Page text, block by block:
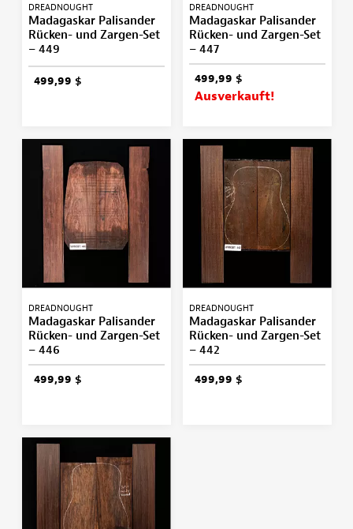
DREADNOUGHT
Madagaskar Palisander
Rücken- und Zargen-Set
– 449
499,99 $
DREADNOUGHT
Madagaskar Palisander
Rücken- und Zargen-Set
– 447
499,99 $
Ausverkauft!
DREADNOUGHT
Madagaskar Palisander
Rücken- und Zargen-Set
– 446
499,99 $
DREADNOUGHT
Madagaskar Palisander
Rücken- und Zargen-Set
– 442
499,99 $